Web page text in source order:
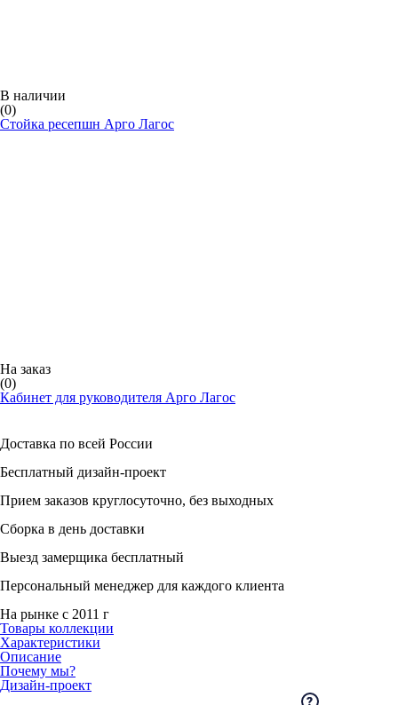
В наличии
(0)
Стойка ресепшн Арго Лагос
На заказ
(0)
Кабинет для руководителя Арго Лагос
Доставка по всей России
Бесплатный дизайн-проект
Прием заказов круглосуточно, без выходных
Сборка в день доставки
Выезд замерщика бесплатный
Персональный менеджер для каждого клиента
На рынке с 2011 г
Товары коллекции
Характеристики
Описание
Почему мы?
Дизайн-проект